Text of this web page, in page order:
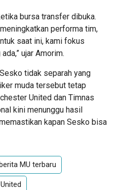
bursa transfer dibuka.
performa tim,
saat ini, kami fokus
ujar Amorim.
tidak separah yang
muda tersebut tetap
United dan Timnas
kini menunggu hasil
kapan Sesko bisa
MU terbaru